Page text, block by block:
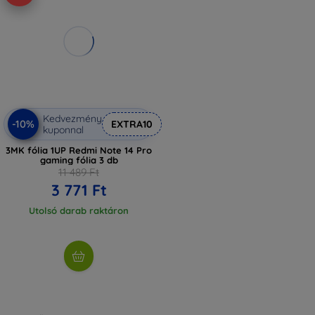
-10%
Kedvezmény
kuponnal
EXTRA10
3MK fólia 1UP Redmi Note 14 Pro
gaming fólia 3 db
11 489 Ft
3 771 Ft
Utolsó darab raktáron